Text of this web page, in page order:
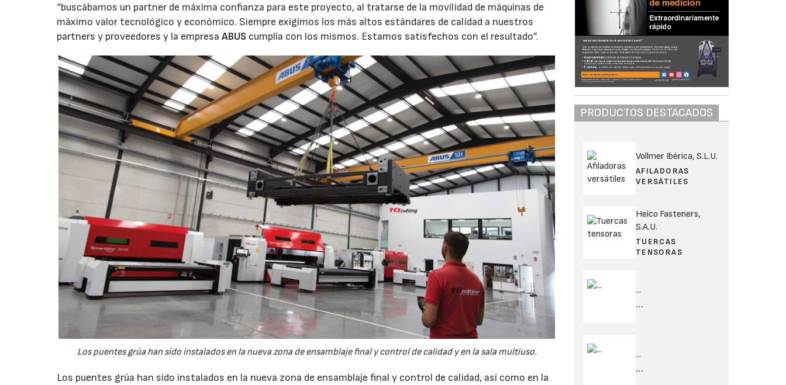
“buscábamos un partner de máxima confianza para este proyecto, al tratarse de la movilidad de máquinas de
máximo valor tecnológico y económico. Siempre exigimos los más altos estándares de calidad a nuestros
partners y proveedores y la empresaABUS cumplía con los mismos. Estamos satisfechos con el resultado”.
Los puentes grúa han sido instalados en la nueva zona de ensamblaje final y control de calidad y en la sala multiuso.
Los puentes grúa han sido instalados en la nueva zona de ensamblaje final y control de calidad, así como en la
PRODUCTOS DESTACADOS
Vollmer Ibérica, S.L.U.
AFILADORAS
VERSÁTILES
Heico Fasteners,
S.A.U.
TUERCAS
TENSORAS
...
...
...
...